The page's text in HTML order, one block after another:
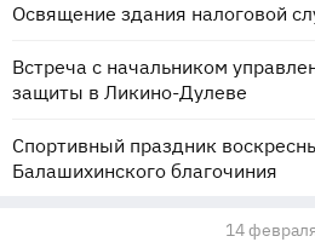
Освящение здания налоговой
Встреча с начальником
защиты в Ликино-Дулеве
Спортивный праздник
Балашихинского благочиния
14